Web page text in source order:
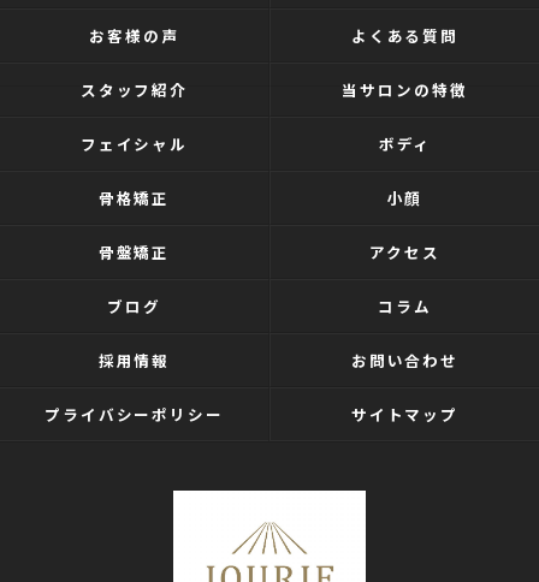
お客様の声 よくある質問
スタッフ紹介 当サロンの特徴
フェイシャル ボディ
骨格矯正 小顔
骨盤矯正 アクセス
ブログ コラム
採用情報 お問い合わせ
プライバシーポリシー サイトマップ